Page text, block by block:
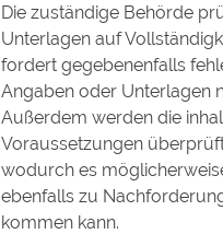
Die zuständige Behörde
Unterlagen auf
fordert gegebenenfalls
Angaben oder Unterlagen
Außerdem werden die
Voraussetzungen
wodurch es
ebenfalls zu
kommen kann.